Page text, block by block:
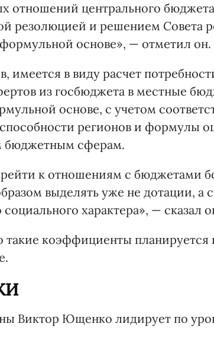
отношений центрального
резолюцией и решением Совета
основе», — отметил он.
имеется в виду расчет
из госбюджета в местные
основе, с учетом
регионов и формулы
бюджетным сферам.
к отношениям с бюджетами
выделять уже не дотации, а
характера», — сказал
коэффициенты планируется
Виктор Ющенко лидирует по